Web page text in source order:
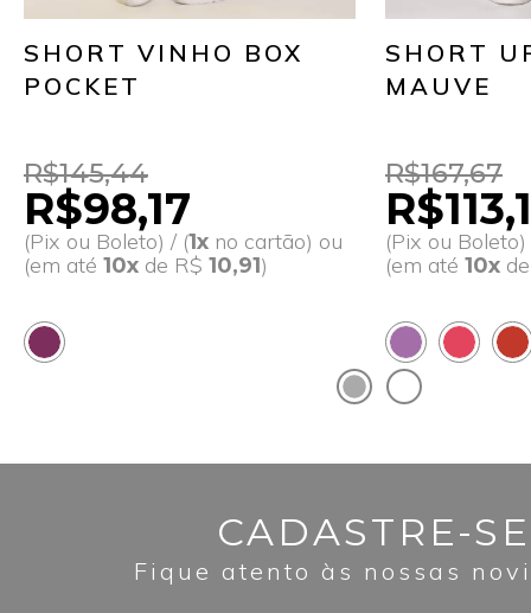
SHORT VINHO BOX
POCKET
R$145,44
R$98,17
(Pix ou Boleto) / (1x no cartão) ou
(em até 10x de R$ 10,91)
SHORT
MAUVE
R$167,67
(Pix ou Boleto)
(em até 10x
CADASTRE-
Fique atento às nossas